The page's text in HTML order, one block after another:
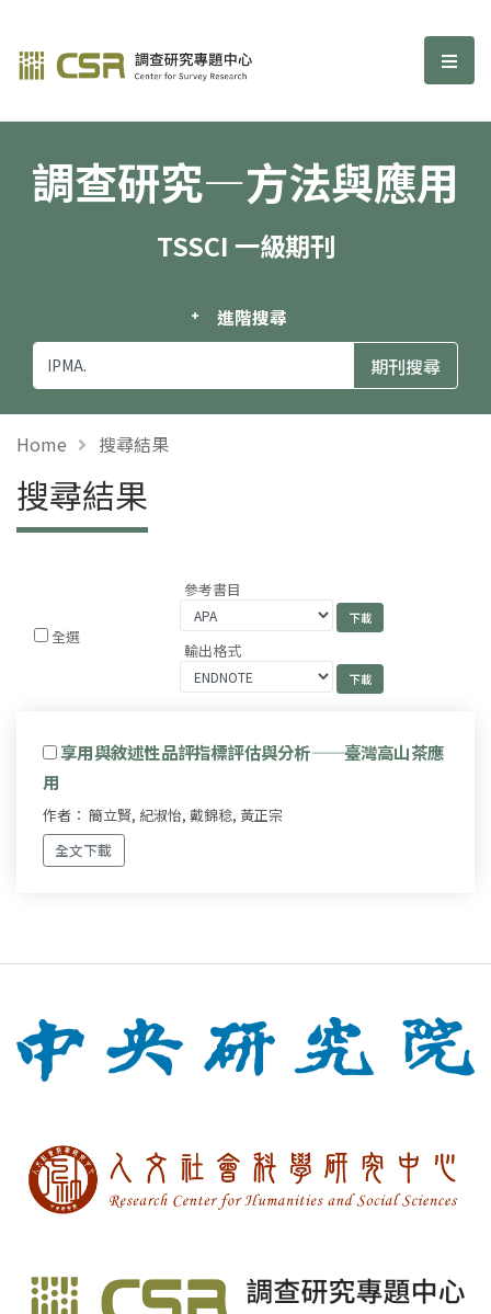
調查研究—方法與應用期刊 選
調查研究—方法與應用
TSSCI 一級期刊
進階搜尋
Home 搜尋結果
搜尋結果
全選
參考書目
輸出格式
享用與敘述性品評指標評估與分析——臺灣高山茶應
用
作者： 簡立賢, 紀淑怡, 戴錦稔, 黃正宗
全文下載